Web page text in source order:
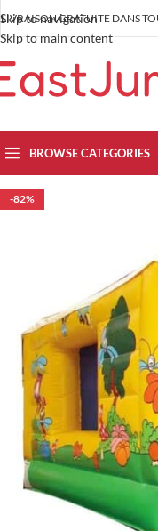
Skip to navigation
Skip to main content
LIVRAISON GRATUITE DANS
BROWSE CATEGORIES
-82%